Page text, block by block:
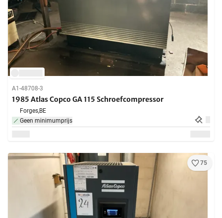
A1-48708-3
1985 Atlas Copco GA 115 Schroefcompressor
Forges,BE
Geen minimumprijs
75